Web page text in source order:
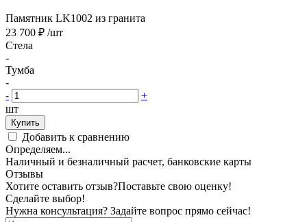
Памятник LK1002 из гранита
23 700 ₽ /шт
Стела
-
Тумба
-
-
+
шт
Купить
Добавить к сравнению
Определяем...
Наличный и безналичный расчет, банковские карты
Отзывы
Хотите оставить отзыв?Поставьте свою оценку!
Сделайте выбор!
Нужна консультация? Задайте вопрос прямо сейчас!